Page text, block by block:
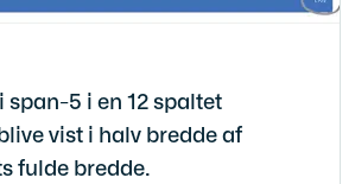
span-5 i en 12 spaltet
vist i halv bredde af
fulde bredde.